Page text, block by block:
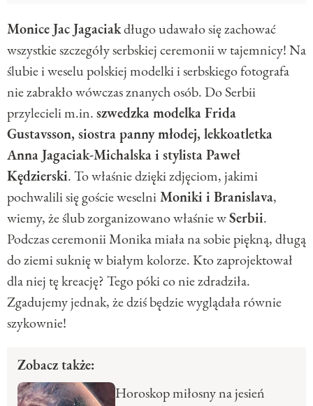
Monice Jac Jagaciakdługo udawało się zachować
wszystkie szczegóły serbskiej ceremonii w tajemnicy! Na
ślubie i weselu polskiej modelki i serbskiego fotografa
nie zabrakło wówczas znanych osób. Do Serbii
przylecieli m.in.szwedzka modelka Frida
Gustavsson, siostra panny młodej, lekkoatletka
Anna Jagaciak-Michalska i stylista Paweł
Kędzierski. To właśnie dzięki zdjęciom, jakimi
pochwalili się goście weselniMoniki i Branislava,
wiemy, że ślub zorganizowano właśnie wSerbii.
Podczas ceremonii Monika miała na sobie piękną, długą
do ziemi suknię w białym kolorze. Kto zaprojektował
dla niej tę kreację? Tego póki co nie zdradziła.
Zgadujemy jednak, że dziś będzie wyglądała równie
szykownie!
Zobacz także:
Horoskop miłosny na jesień